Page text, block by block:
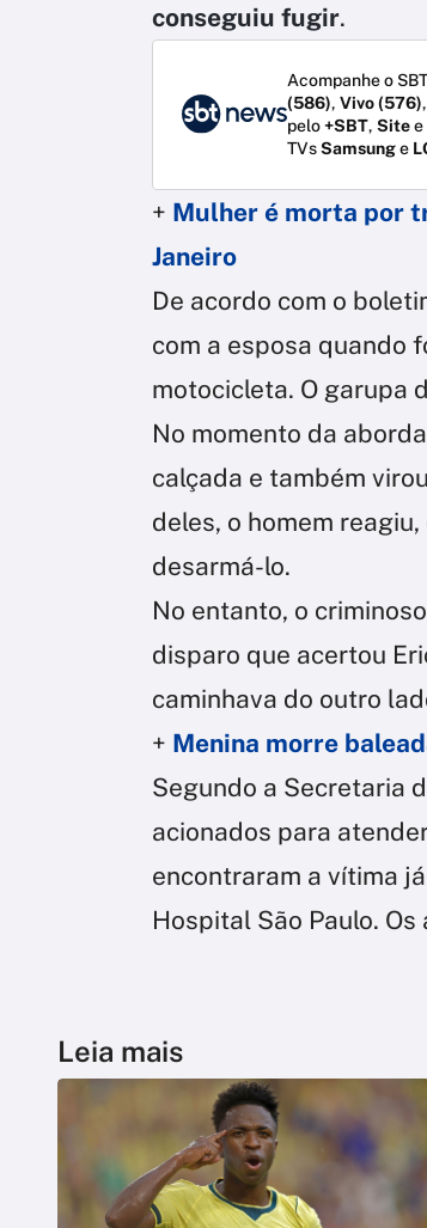
conseguiu fugir.
Acompanhe o
(586), Vivo (576),
pelo+SBT, Sitee
TVsSamsunge
+ Mulher é morta por
Janeiro
De acordo com o
com a esposa quando
motocicleta. O garupa
No momento da
calçada e também
deles, o homem
desarmá-lo.
No entanto, o
disparo que acertou
caminhava do outro
+ Menina morre
Segundo a Secretaria
acionados para
encontraram a vítima
Hospital São Paulo.
Leia mais